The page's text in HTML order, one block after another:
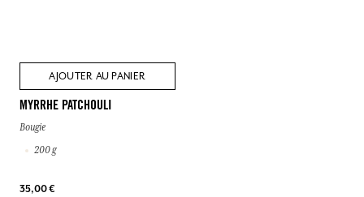
AJOUTER AU PANIER
MYRRHE PATCHOULI
Bougie
200 g
35,00 €